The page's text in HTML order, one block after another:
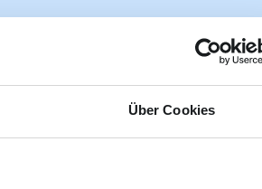
Über Cookies
Sie wollen mehr?